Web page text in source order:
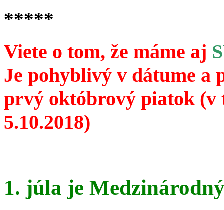
*****
Viete o tom, že máme aj
Je pohyblivý v dátume a
prvý októbrový piatok
5.10.2018)
1. júla je